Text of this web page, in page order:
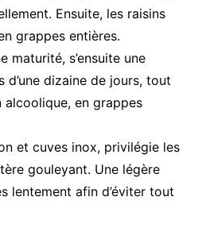
Ensuite, les raisins
grappes entières.
maturité, s’ensuite une
dizaine de jours, tout
en grappes
et cuves inox, privilégie les
gouleyant. Une légère
lentement afin d’éviter tout